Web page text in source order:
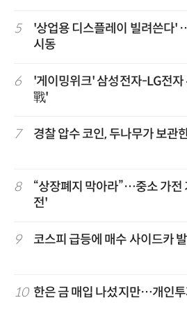
5
'상업용 디스플레이 빌려쓴다'
시동
6
'게이밍위크' 삼성전자-LG전
戰'
7 경찰 압수 코인, 두나무가 보
8
“상장폐지 막아라”…중소 가전
전'
9 코스피 급등에 매수 사이드카
10 한은 금 매입 나섰지만…개인